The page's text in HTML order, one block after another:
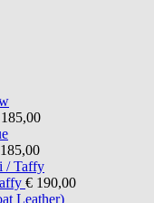
€ 190,00